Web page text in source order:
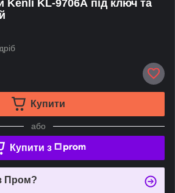
Kenli KL-9706А під ключ та
Купити
або
Купити з
Пром?